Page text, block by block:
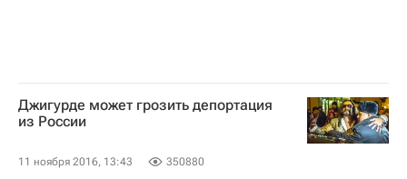
Джигурде может грозить депортация
из России
11 ноября 2016, 13:43 350880